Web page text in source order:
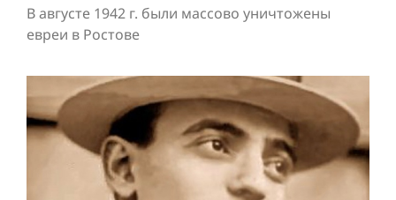
В августе 1942 г. были массово уничтожены
евреи в Ростове